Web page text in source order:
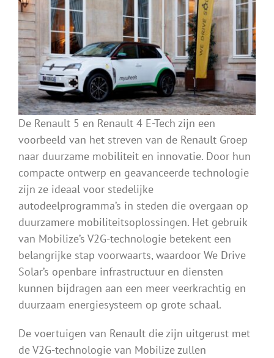
De Renault 5 en Renault 4 E-Tech zijn een
voorbeeld van het streven van de Renault Groep
naar duurzame mobiliteit en innovatie. Door hun
compacte ontwerp en geavanceerde technologie
zijn ze ideaal voor stedelijke
autodeelprogramma’s in steden die overgaan op
duurzamere mobiliteitsoplossingen. Het gebruik
van Mobilize’s V2G-technologie betekent een
belangrijke stap voorwaarts, waardoor We Drive
Solar’s openbare infrastructuur en diensten
kunnen bijdragen aan een meer veerkrachtig en
duurzaam energiesysteem op grote schaal.
De voertuigen van Renault die zijn uitgerust met
de V2G-technologie van Mobilize zullen